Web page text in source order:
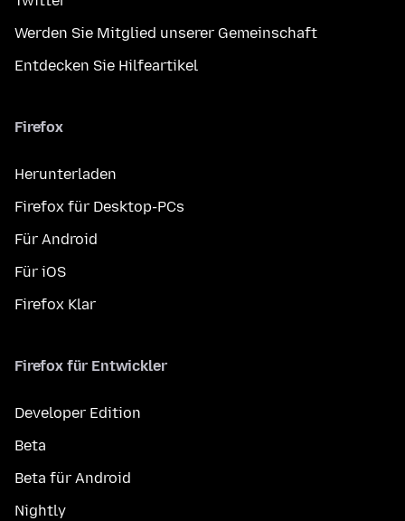
Werden Sie Mitglied unserer Gemeinschaft
Entdecken Sie Hilfeartikel
Firefox
Herunterladen
Firefox für Desktop-PCs
Für Android
Für iOS
Firefox Klar
Firefox für Entwickler
Developer Edition
Beta
Beta für Android
Nightly